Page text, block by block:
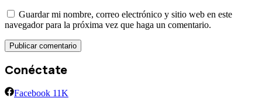
Guardar mi nombre, correo electrónico y sitio web en este
navegador para la próxima vez que haga un comentario.
Conéctate
Facebook 11K